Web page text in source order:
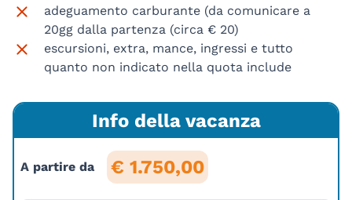
adeguamento carburante (da comunicare a
20gg dalla partenza (circa € 20)
escursioni, extra, mance, ingressi e tutto
quanto non indicato nella quota include
Info della vacanza
A partire da € 1.750,00